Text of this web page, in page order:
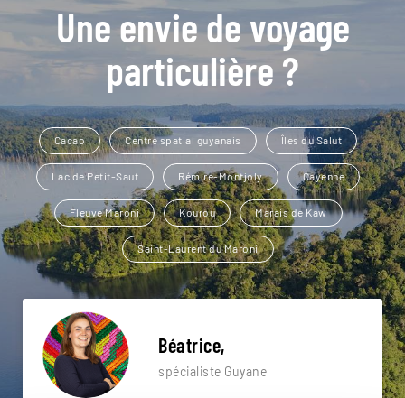
Une envie de voyage
particulière ?
Cacao Centre spatial guyanais Îles du Salut
Lac de Petit-Saut Rémire-Montjoly Cayenne
Fleuve Maroni Kourou Marais de Kaw
Saint-Laurent du Maroni
Béatrice,
spécialiste Guyane